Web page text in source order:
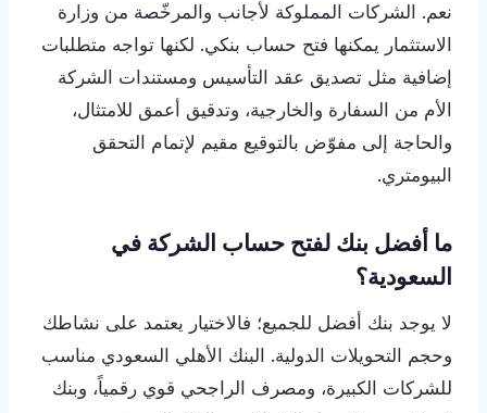
نعم. الشركات المملوكة لأجانب والمرخّصة من وزارة
الاستثمار يمكنها فتح حساب بنكي. لكنها تواجه متطلبات
إضافية مثل تصديق عقد التأسيس ومستندات الشركة
الأم من السفارة والخارجية، وتدقيق أعمق للامتثال،
والحاجة إلى مفوّض بالتوقيع مقيم لإتمام التحقق
البيومتري.
ما أفضل بنك لفتح حساب الشركة في
السعودية؟
لا يوجد بنك أفضل للجميع؛ فالاختيار يعتمد على نشاطك
وحجم التحويلات الدولية. البنك الأهلي السعودي مناسب
للشركات الكبيرة، ومصرف الراجحي قوي رقمياً، وبنك